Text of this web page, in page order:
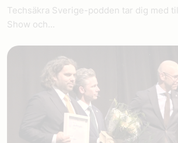
Techsäkra Sverige-podden tar dig med
Show och...